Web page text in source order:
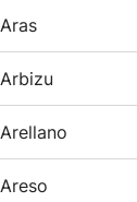
Aras
Arbizu
Arellano
Areso